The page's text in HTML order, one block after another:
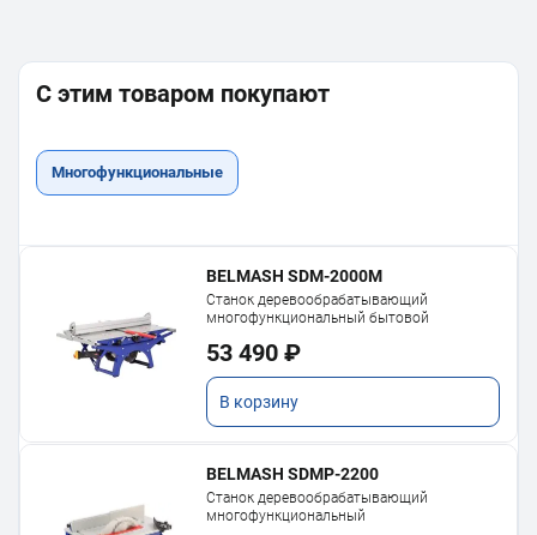
С этим товаром покупают
Многофункциональные
BELMASH SDM-2000M
Станок деревообрабатывающий
многофункциональный бытовой
53 490 ₽
В корзину
BELMASH SDMP-2200
Станок деревообрабатывающий
многофункциональный